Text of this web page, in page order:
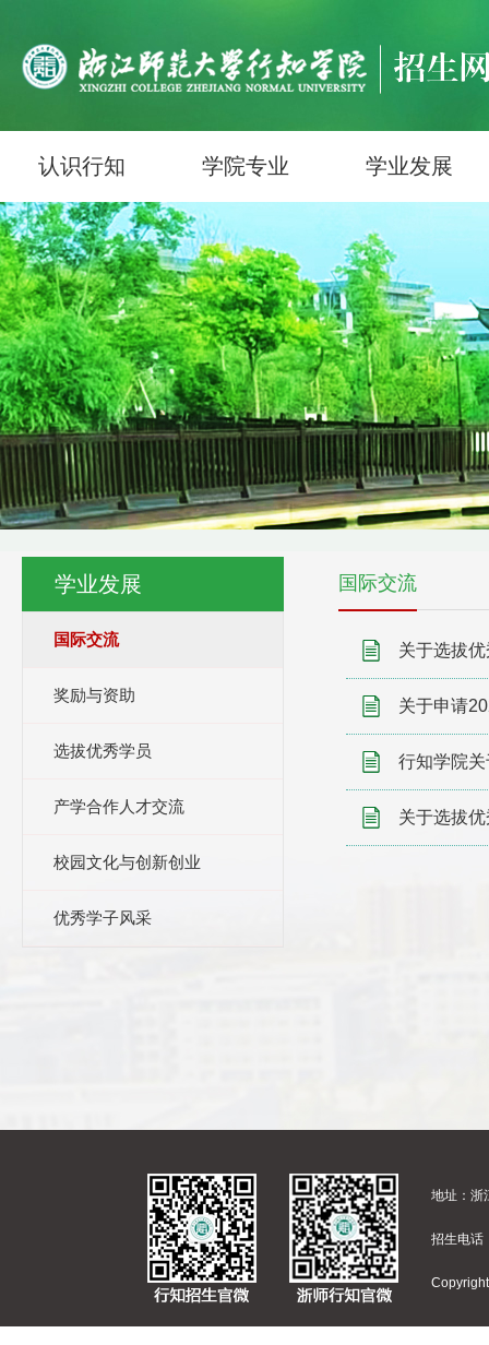
认识行知 学院专业 学业发展
学业发展
国际交流
奖励与资助
选拔优秀学员
产学合作人才交流
校园文化与创新创业
优秀学子风采
国际交流
关于选拔
关于申请
行知学院
关于选拔
地址：
招生电